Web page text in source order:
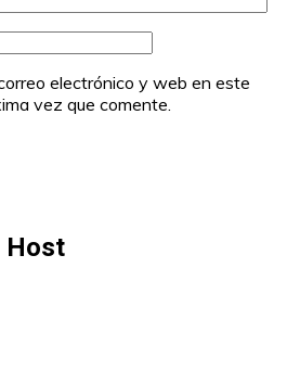
electrónico y web en este
vez que comente.
Host